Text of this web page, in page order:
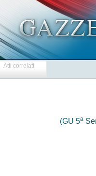
Atti correlati
(GU 5a